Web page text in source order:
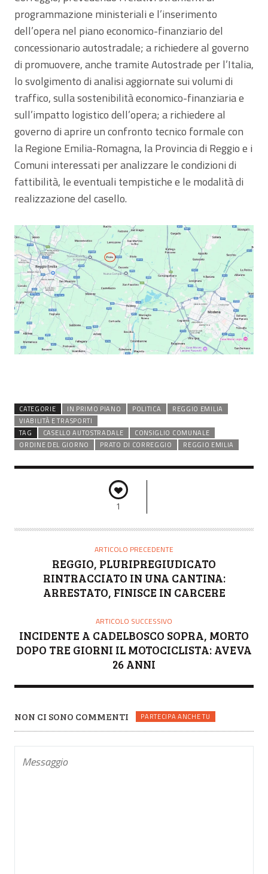
programmazione ministeriali e l’inserimento
dell’opera nel piano economico-finanziario del
concessionario autostradale; a richiedere al governo
di promuovere, anche tramite Autostrade per l’Italia,
lo svolgimento di analisi aggiornate sui volumi di
traffico, sulla sostenibilità economico-finanziaria e
sull’impatto logistico dell’opera; a richiedere al
governo di aprire un confronto tecnico formale con
la Regione Emilia-Romagna, la Provincia di Reggio e i
Comuni interessati per analizzare le condizioni di
fattibilità, le eventuali tempistiche e le modalità di
realizzazione del casello.
CATEGORIE IN PRIMO PIANO POLITICA
REGGIO EMILIA
VIABILITÀ E TRASPORTI
TAG
CASELLO AUTOSTRADALE
CONSIGLIO COMUNALE
ORDINE DEL GIORNO
PRATO DI CORREGGIO REGGIO EMILIA
1
ARTICOLO PRECEDENTE
REGGIO, PLURIPREGIUDICATO
RINTRACCIATO IN UNA CANTINA:
ARRESTATO, FINISCE IN CARCERE
ARTICOLO SUCCESSIVO
INCIDENTE A CADELBOSCO SOPRA, MORTO
DOPO TRE GIORNI IL MOTOCICLISTA: AVEVA
26 ANNI
NON CI SONO COMMENTI PARTECIPA ANCHE TU